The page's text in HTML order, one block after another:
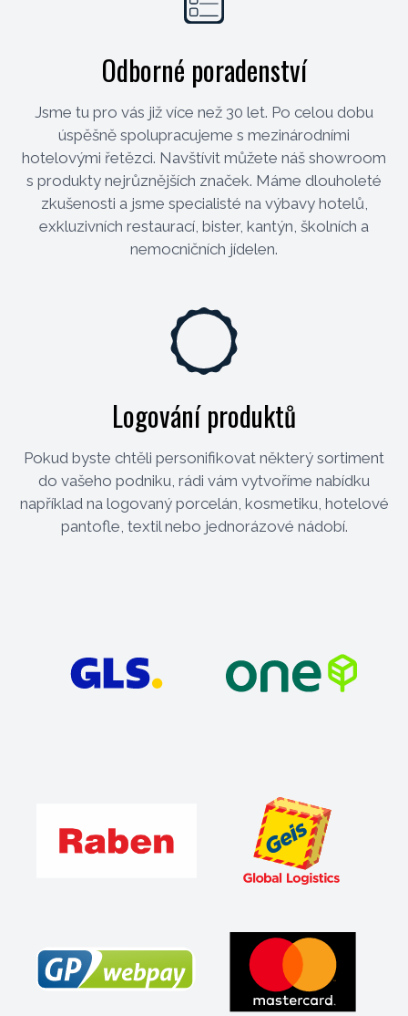
Odborné poradenství
Jsme tu pro vás již více než 30 let. Po celou dobu
úspěšně spolupracujeme s mezinárodními
hotelovými řetězci. Navštívit můžete náš showroom
s produkty nejrůznějších značek. Máme dlouholeté
zkušenosti a jsme specialisté na výbavy hotelů,
exkluzivních restaurací, bister, kantýn, školních a
nemocničních jídelen.
Logování produktů
Pokud byste chtěli personifikovat některý sortiment
do vašeho podniku, rádi vám vytvoříme nabídku
například na logovaný porcelán, kosmetiku, hotelové
pantofle, textil nebo jednorázové nádobí.